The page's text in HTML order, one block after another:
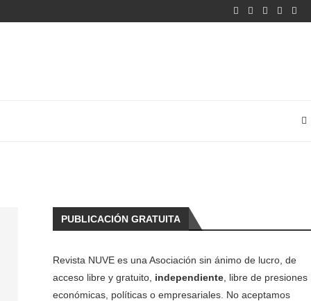
PUBLICACIÓN GRATUITA
Revista NUVE es una Asociación sin ánimo de lucro, de
acceso libre y gratuito, independiente, libre de presiones
económicas, políticas o empresariales. No aceptamos